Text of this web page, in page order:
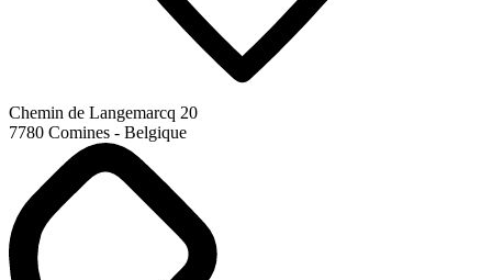
Chemin de Langemarcq 20
7780 Comines - Belgique